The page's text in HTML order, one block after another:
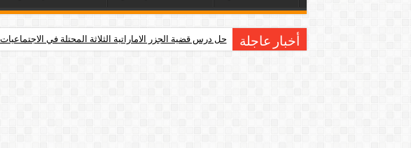
أخبار عاجلة حل درس قضية الجزر الاماراتية الثلاثة المحتلة في